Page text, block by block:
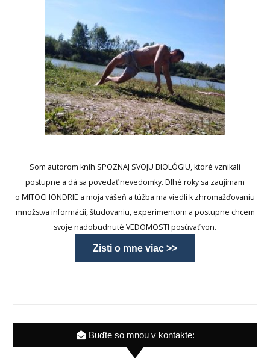
Som autorom kníh SPOZNAJ SVOJU BIOLÓGIU, ktoré vznikali
postupne a dá sa povedať nevedomky. Dlhé roky sa zaujímam
o MITOCHONDRIE a moja vášeň a túžba ma viedli k zhromažďovaniu
množstva informácií, študovaniu, experimentom a postupne chcem
svoje nadobudnuté VEDOMOSTI posúvať von.
Zisti o mne viac >>
Buďte so mnou v kontakte: